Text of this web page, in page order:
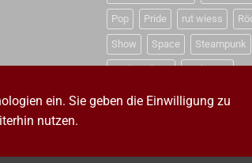
Pop Pride rut wiess
Show Space Steampunk
Weihnachten Weltraum
ein. Sie geben die Einwilligung zu
nutzen.